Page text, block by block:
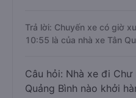
Trả lời: Chuyến xe có giờ
10:55 là của nhà xe Tân
Câu hỏi: Nhà xe đi
Quảng Bình nào khởi